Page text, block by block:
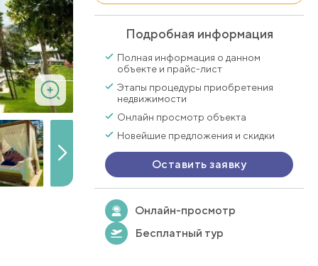
Подробная информация
Полная информация о данном
объекте и прайс-лист
Этапы процедуры приобретения
недвижимости
Онлайн просмотр объекта
Новейшие предложения и скидки
Оставить заявку
Онлайн-просмотр
Бесплатный тур